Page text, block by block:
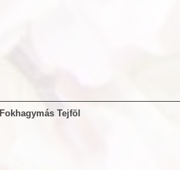
Fokhagymás Tejföl